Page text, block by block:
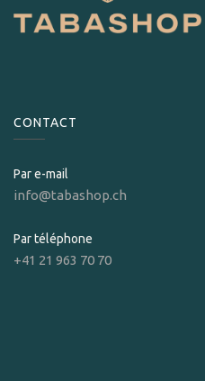
CONTACT
Par e-mail
info@tabashop.ch
Par téléphone
+41 21 963 70 70